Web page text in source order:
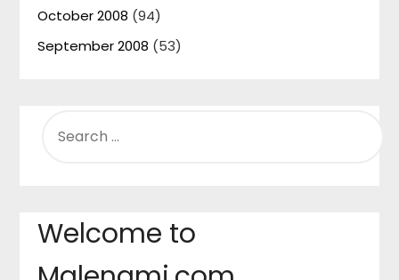
October 2008 (94)
September 2008 (53)
FOR:
Welcome to